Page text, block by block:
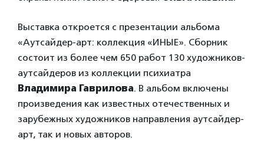
Выставка откроется с презентации альбома
«Аутсайдер-арт: коллекция «ИНЫЕ». Сборник
состоит из более чем 650 работ 130 художников-
аутсайдеров из коллекции психиатра
Владимира Гаврилова. В альбом включены
произведения как известных отечественных и
зарубежных художников направления аутсайдер-
арт, так и новых авторов.